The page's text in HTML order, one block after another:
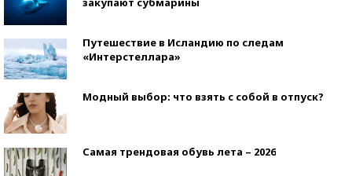
Путешествие в Исландию по следам
«Интерстеллара»
Модный выбор: что взять с собой в отпуск?
Самая трендовая обувь лета – 2026